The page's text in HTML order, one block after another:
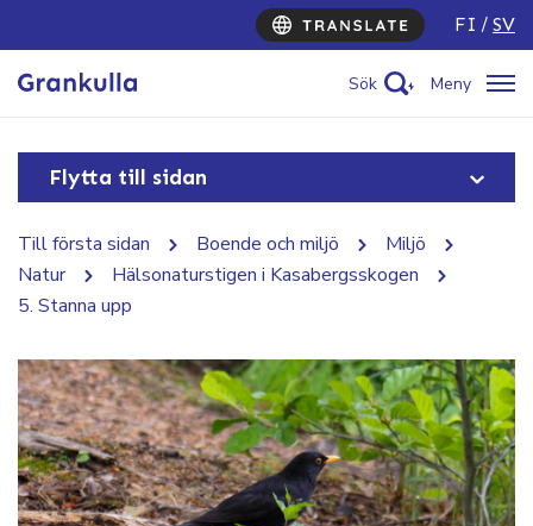
FI SV
Sök Meny
Flytta till sidan
Till första sidan Boende och miljö
Miljö
Natur
Hälsonaturstigen i Kasabergsskogen
5. Stanna upp